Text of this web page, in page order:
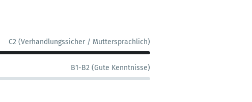
C2 (Verhandlungssicher / Muttersprachlich)
B1-B2 (Gute Kenntnisse)